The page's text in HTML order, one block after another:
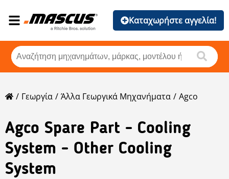
Καταχωρήστε αγγελία!
Γεωργία Άλλα Γεωργικά Μηχανήματα Agco
Agco Spare Part - Cooling
System - Other Cooling
System